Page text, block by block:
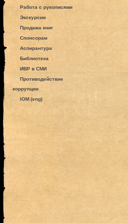
Работа с рукописями
Экскурсии
Продажа книг
Спонсорам
Аспирантура
Библиотека
ИВР в СМИ
Противодействие
коррупции
IOM (eng)